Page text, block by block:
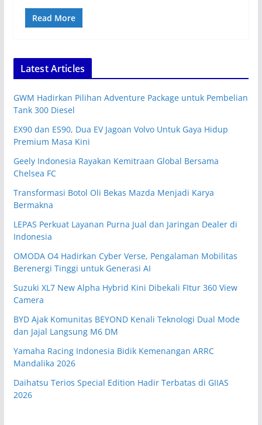
Read More
Latest Articles
GWM Hadirkan Pilihan Adventure Package untuk Pembelian
Tank 300 Diesel
EX90 dan ES90, Dua EV Jagoan Volvo Untuk Gaya Hidup
Premium Masa Kini
Geely Indonesia Rayakan Kemitraan Global Bersama
Chelsea FC
Transformasi Botol Oli Bekas Mazda Menjadi Karya
Bermakna
LEPAS Perkuat Layanan Purna Jual dan Jaringan Dealer di
Indonesia
OMODA O4 Hadirkan Cyber Verse, Pengalaman Mobilitas
Berenergi Tinggi untuk Generasi AI
Suzuki XL7 New Alpha Hybrid Kini Dibekali FItur 360 View
Camera
BYD Ajak Komunitas BEYOND Kenali Teknologi Dual Mode
dan Jajal Langsung M6 DM
Yamaha Racing Indonesia Bidik Kemenangan ARRC
Mandalika 2026
Daihatsu Terios Special Edition Hadir Terbatas di GIIAS
2026